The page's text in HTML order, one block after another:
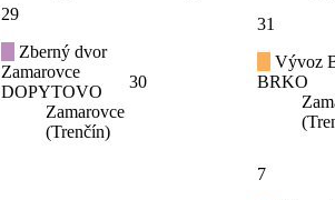
29
Zberný dvor
Zamarovce
DOPYTOVO
Zamarovce
(Trenčín)
30
31
Vývoz
BRKO
7